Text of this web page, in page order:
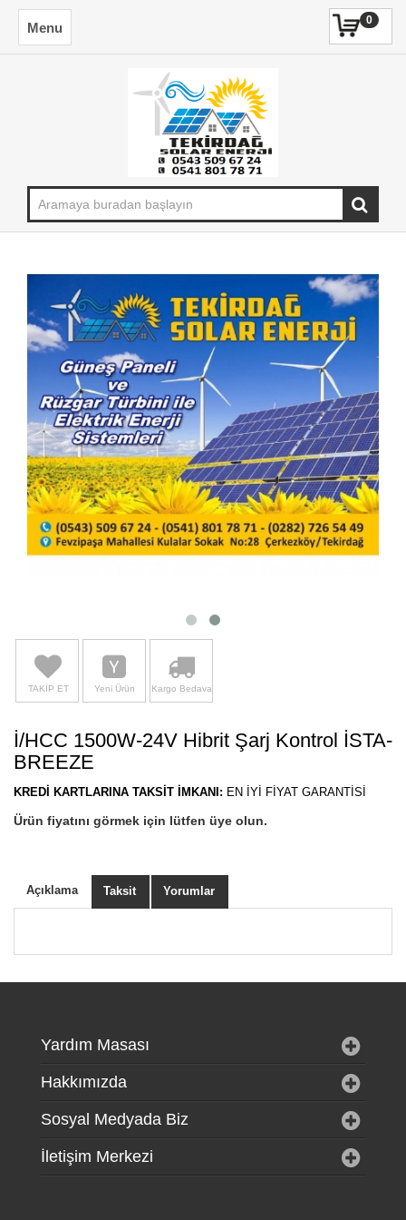
Menu 0
TAKİP ET Yeni Ürün Kargo Bedava
İ/HCC 1500W-24V Hibrit Şarj Kontrol İSTA-
BREEZE
KREDİ KARTLARINA TAKSİT İMKANI: EN İYİ FİYAT GARANTİSİ
Ürün fiyatını görmek için lütfen üye olun.
Yardım Masası
Hakkımızda
Sosyal Medyada Biz
İletişim Merkezi